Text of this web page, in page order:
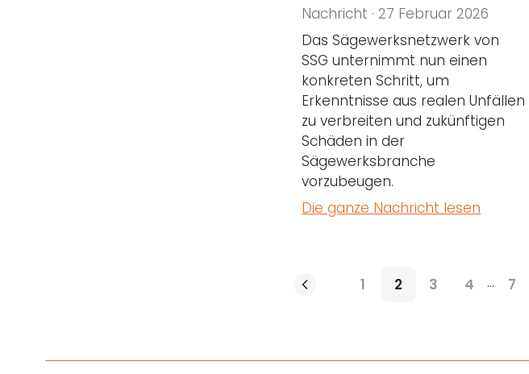
Nachricht · 27 Februar 2026
Das Sägewerksnetzwerk von
SSG unternimmt nun einen
konkreten Schritt, um
Erkenntnisse aus realen Unfällen
zu verbreiten und zukünftigen
Schäden in der
Sägewerksbranche
vorzubeugen.
Die ganze Nachricht lesen
1 2 3 4 ... 7